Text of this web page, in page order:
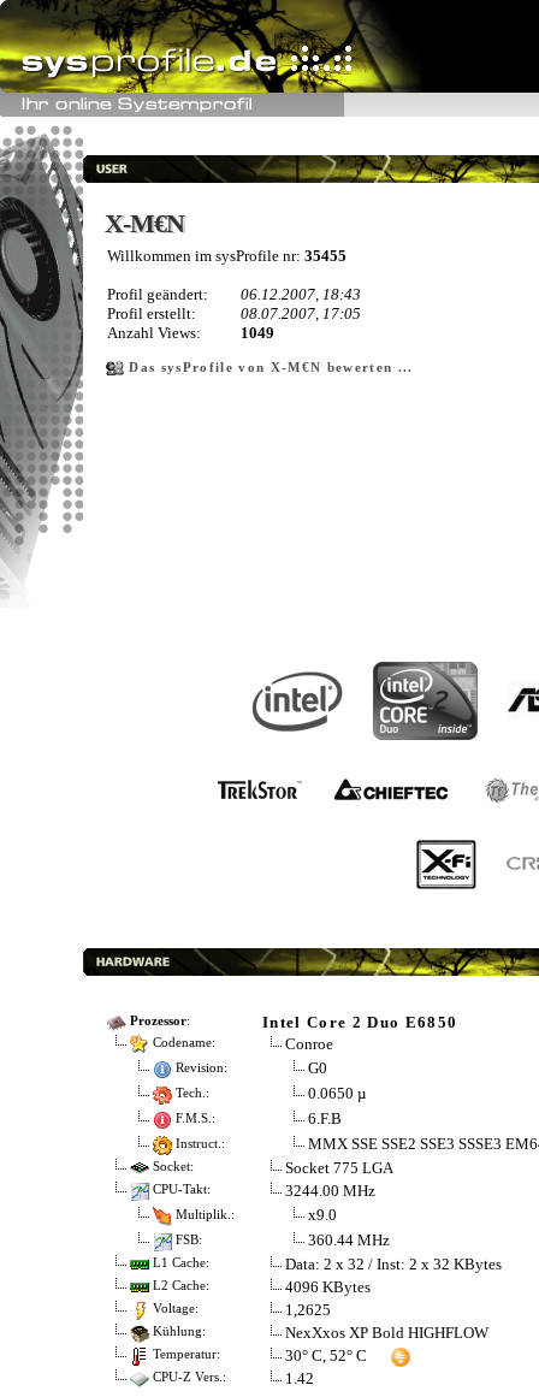
X-M€N
X-M€N
Willkommen im sysProfile nr: 35455
Profil geändert:
06.12.2007, 18:43
Profil erstellt:
08.07.2007, 17:05
Anzahl Views:
1049
Das sysProfile von X-M€N bewerten ...
Prozessor: Intel Core 2 Duo E6850
Codename: Conroe
Revision: G0
Tech.: 0.0650 µ
F.M.S.: 6.F.B
Instruct.: MMX SSE SSE2 SSE3 SSSE3
Socket: Socket 775 LGA
CPU-Takt: 3244.00 MHz
Multiplik.: x9.0
FSB: 360.44 MHz
L1 Cache: Data: 2 x 32 / Inst: 2 x 32 KBytes
L2 Cache: 4096 KBytes
Voltage: 1,2625
Kühlung: NexXxos XP Bold HIGHFLOW
Temperatur: 30° C, 52° C
CPU-Z Vers.: 1.42